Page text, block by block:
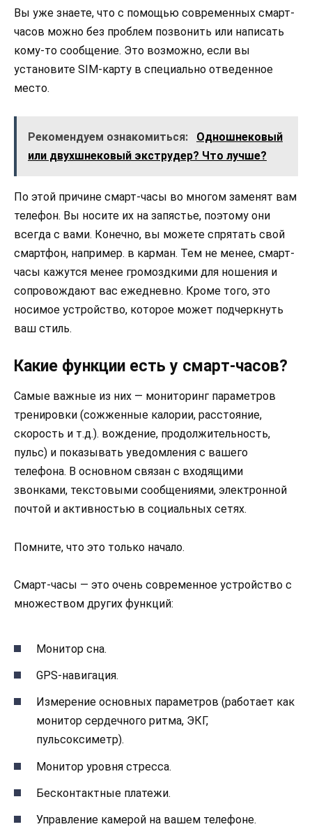
Вы уже знаете, что с помощью современных смарт-
часов можно без проблем позвонить или написать
кому-то сообщение. Это возможно, если вы
установите SIM-карту в специально отведенное
место.
Рекомендуем ознакомиться:
Одношнековый
или двухшнековый экструдер? Что лучше?
По этой причине смарт-часы во многом заменят вам
телефон. Вы носите их на запястье, поэтому они
всегда с вами. Конечно, вы можете спрятать свой
смартфон, например. в карман. Тем не менее, смарт-
часы кажутся менее громоздкими для ношения и
сопровождают вас ежедневно. Кроме того, это
носимое устройство, которое может подчеркнуть
ваш стиль.
Какие функции есть у смарт-часов?
Самые важные из них — мониторинг параметров
тренировки (сожженные калории, расстояние,
скорость и т.д.). вождение, продолжительность,
пульс) и показывать уведомления с вашего
телефона. В основном связан с входящими
звонками, текстовыми сообщениями, электронной
почтой и активностью в социальных сетях.
Помните, что это только начало.
Смарт-часы — это очень современное устройство с
множеством других функций:
Монитор сна.
GPS-навигация.
Измерение основных параметров (работает как
монитор сердечного ритма, ЭКГ,
пульсоксиметр).
Монитор уровня стресса.
Бесконтактные платежи.
Управление камерой на вашем телефоне.